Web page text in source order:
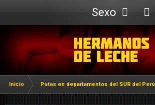
Sexo
Webcam
Inicio Putas en departamentos del SUR del Perú